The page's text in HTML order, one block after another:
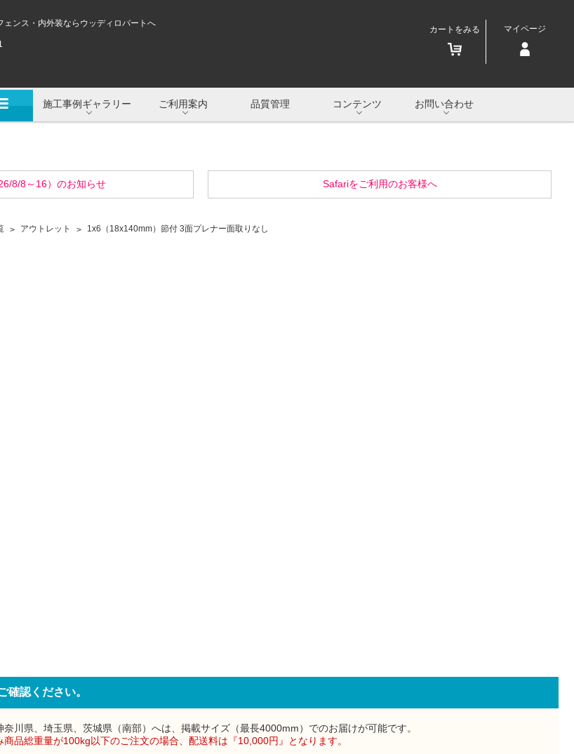
ンス・内外装ならウッディロバートへ
カートをみる マイページ
施工事例ギャラリー ご利用案内 品質管理 コンテンツ お問い合わせ
8/8～16）のお知らせ Safariをご利用のお客様へ
アウトレット 1x6（18x140mm）節付 3面プレナー面取りなし
認ください。
川県、埼玉県、茨城県（南部）へは、掲載サイズ（最長4000mm）でのお届けが可能です。
品総重量が100kg以下のご注文の場合、配送料は『10,000円』となります。